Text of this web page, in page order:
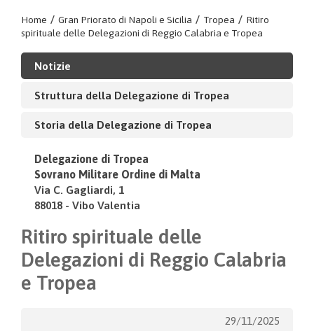
Home / Gran Priorato di Napoli e Sicilia / Tropea / Ritiro
spirituale delle Delegazioni di Reggio Calabria e Tropea
Notizie
Struttura della Delegazione di Tropea
Storia della Delegazione di Tropea
Delegazione di Tropea
Sovrano Militare Ordine di Malta
Via C. Gagliardi, 1
88018 - Vibo Valentia
Ritiro spirituale delle
Delegazioni di Reggio Calabria
e Tropea
29/11/2025